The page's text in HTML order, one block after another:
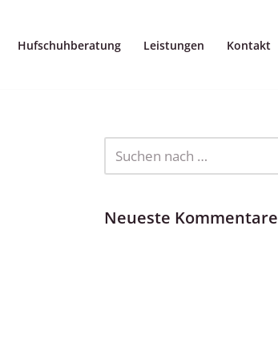
Hufschuhberatung Leistungen Kontakt
Neueste Kommentare